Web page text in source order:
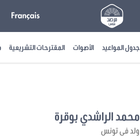
جدول المواعيد الأصوات المقترحات التشريعية
محمد الراشدي بوقرة
ولد في تونس